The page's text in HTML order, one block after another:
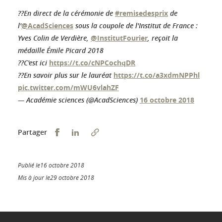
??En direct de la cérémonie de #remisedesprix de
l'@AcadSciences sous la coupole de l'Institut de France :
Yves Colin de Verdière, @InstitutFourier, reçoit la
médaille Émile Picard 2018
??C'est ici https://t.co/cNPCochqDR
??En savoir plus sur le lauréat https://t.co/a3xdmNPPhl
pic.twitter.com/mWU6vlahZF
— Académie sciences (@AcadSciences) 16 octobre 2018
Partager Partager sur Facebook
Partager sur LinkedIn
Publié le16 octobre 2018
Mis à jour le29 octobre 2018